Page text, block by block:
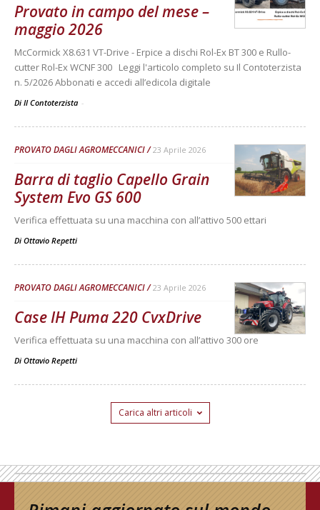
Provato in campo del mese –
maggio 2026
McCormick X8.631 VT-Drive - Erpice a dischi Rol-Ex BT 300 e Rullo-
cutter Rol-Ex WCNF 300 Leggi l'articolo completo su Il Contoterzista
n. 5/2026 Abbonati e accedi all’edicola digitale
Di Il Contoterzista -
PROVATO DAGLI AGROMECCANICI 23 Aprile 2026
Barra di taglio Capello Grain
System Evo GS 600
Verifica effettuata su una macchina con all’attivo 500 ettari
Di Ottavio Repetti
PROVATO DAGLI AGROMECCANICI 23 Aprile 2026
Case IH Puma 220 CvxDrive
Verifica effettuata su una macchina con all’attivo 300 ore
Di Ottavio Repetti
Carica altri articoli